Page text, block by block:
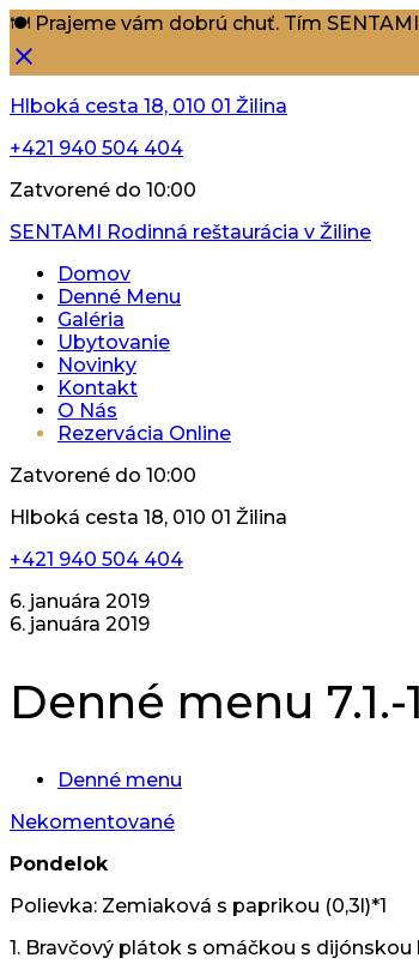
🍽️ Prajeme vám dobrú chuť. Tím
Hlboká cesta 18, 010 01 Žilina
+421 940 504 404
Zatvorené do 10:00
SENTAMI Rodinná reštaurácia v Žiline
Domov
Denné Menu
Galéria
Ubytovanie
Novinky
Kontakt
O Nás
Rezervácia Online
Zatvorené do 10:00
Hlboká cesta 18, 010 01 Žilina
+421 940 504 404
6. januára 2019
6. januára 2019
Denné menu 7.1.-
Denné menu
Nekomentované
Pondelok
Polievka: Zemiaková s paprikou (0,3l)*1
1. Bravčový plátok s omáčkou s dijónskou